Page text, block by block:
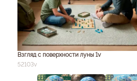
Взгляд с поверхности луны 1v
52103v